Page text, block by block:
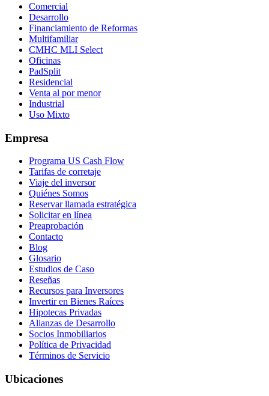
Comercial
Desarrollo
Financiamiento de Reformas
Multifamiliar
CMHC MLI Select
Oficinas
PadSplit
Residencial
Venta al por menor
Industrial
Uso Mixto
Empresa
Programa US Cash Flow
Tarifas de corretaje
Viaje del inversor
Quiénes Somos
Reservar llamada estratégica
Solicitar en línea
Preaprobación
Contacto
Blog
Glosario
Estudios de Caso
Reseñas
Recursos para Inversores
Invertir en Bienes Raíces
Hipotecas Privadas
Alianzas de Desarrollo
Socios Inmobiliarios
Política de Privacidad
Términos de Servicio
Ubicaciones